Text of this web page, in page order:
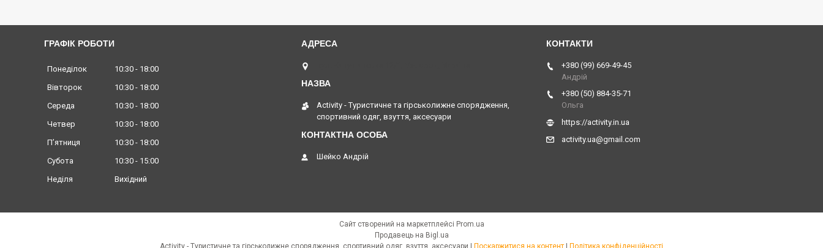
ГРАФІК РОБОТИ
Понеділок 10:30
18:00
Вівторок
10:30
18:00
Середа
10:30
18:00
Четвер
10:30
18:00
Пʼятниця
10:30
18:00
Субота
10:30
15:00
Неділя
Вихідний
Activity - Туристичне та гірськолижне спорядження,
спортивний одяг, взуття, аксесуари
Шейко Андрій
+380 (99) 669-49-45
Андрій
+380 (50) 884-35-71
Ольга
https://activity.in.ua
activity.ua@gmail.com
Сайт створений на маркетплейсі Prom.ua
Продавець на Bigl.ua
Поскаржитися на контент Політика конфіденційності